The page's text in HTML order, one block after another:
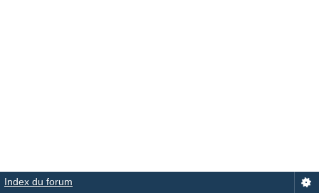
Index du forum